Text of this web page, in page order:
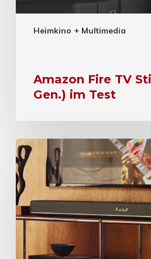
Heimkino + Multimedia
Amazon Fire TV
Gen.) im Test